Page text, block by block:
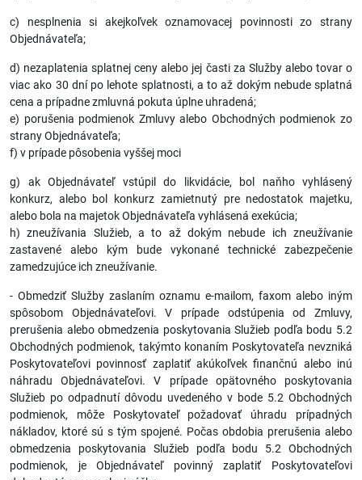
c) nesplnenia si akejkoľvek oznamovacej povinnosti zo strany
Objednávateľa;
d) nezaplatenia splatnej ceny alebo jej časti za Služby alebo tovar o
viac ako 30 dní po lehote splatnosti, a to až dokým nebude splatná
cena a prípadne zmluvná pokuta úplne uhradená;
e) porušenia podmienok Zmluvy alebo Obchodných podmienok zo
strany Objednávateľa;
f) v prípade pôsobenia vyššej moci
g) ak Objednávateľ vstúpil do likvidácie, bol naňho vyhlásený
konkurz, alebo bol konkurz zamietnutý pre nedostatok majetku,
alebo bola na majetok Objednávateľa vyhlásená exekúcia;
h) zneužívania Služieb, a to až dokým nebude ich zneužívanie
zastavené alebo kým bude vykonané technické zabezpečenie
zamedzujúce ich zneužívanie.
- Obmedziť Služby zaslaním oznamu e-mailom, faxom alebo iným
spôsobom Objednávateľovi. V prípade odstúpenia od Zmluvy,
prerušenia alebo obmedzenia poskytovania Služieb podľa bodu 5.2
Obchodných podmienok, takýmto konaním Poskytovateľa nevzniká
Poskytovateľovi povinnosť zaplatiť akúkoľvek finančnú alebo inú
náhradu Objednávateľovi. V prípade opätovného poskytovania
Služieb po odpadnutí dôvodu uvedeného v bode 5.2 Obchodných
podmienok, môže Poskytovateľ požadovať úhradu prípadných
nákladov, ktoré sú s tým spojené. Počas obdobia prerušenia alebo
obmedzenia poskytovania Služieb podľa bodu 5.2 Obchodných
podmienok, je Objednávateľ povinný zaplatiť Poskytovateľovi